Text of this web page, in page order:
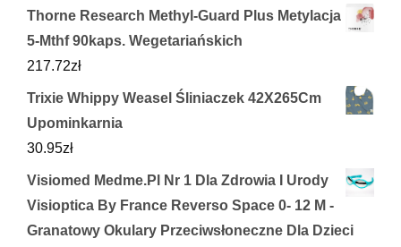
Thorne Research Methyl-Guard Plus Metylacja
5-Mthf 90kaps. Wegetariańskich
217.72zł
Trixie Whippy Weasel Śliniaczek 42X265Cm
Upominkarnia
30.95zł
Visiomed Medme.Pl Nr 1 Dla Zdrowia I Urody
Visioptica By France Reverso Space 0- 12 M -
Granatowy Okulary Przeciwsłoneczne Dla Dzieci